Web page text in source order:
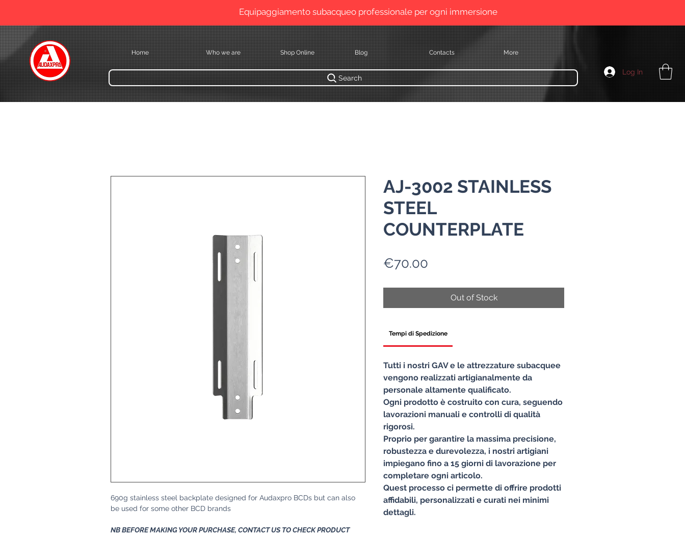
Equipaggiamento subacqueo professionale per ogni immersione
Home Who we are Shop Online Blog Contacts More
Search
Log In
690g stainless steel backplate designed for Audaxpro BCDs but can also
be used for some other BCD brands
NB BEFORE MAKING YOUR PURCHASE, CONTACT US TO CHECK PRODUCT
AJ-3002 STAINLESS
STEEL
COUNTERPLATE
€70.00
Out of Stock
Tempi di Spedizione
Tutti i nostri GAV e le attrezzature subacquee
vengono realizzati artigianalmente da
personale altamente qualificato.
Ogni prodotto è costruito con cura, seguendo
lavorazioni manuali e controlli di qualità
rigorosi.
Proprio per garantire la massima precisione,
robustezza e durevolezza, i nostri artigiani
impiegano fino a 15 giorni di lavorazione per
completare ogni articolo.
Quest processo ci permette di offrire prodotti
affidabili, personalizzati e curati nei minimi
dettagli.